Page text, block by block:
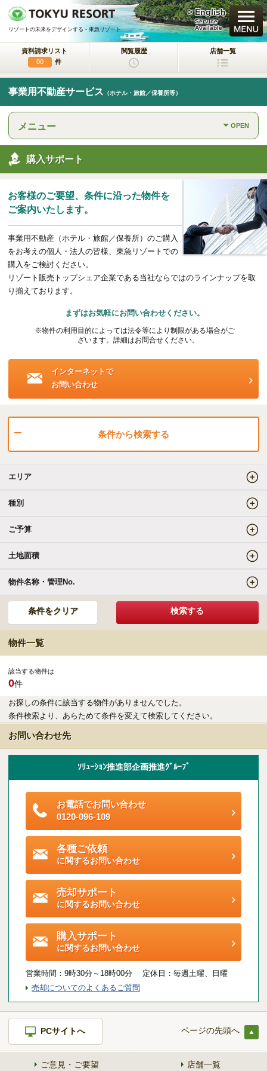
リゾートの未来をデザインする - 東急リゾート
> English
Service
Available
資料請求リスト
00
件
閲覧履歴 店舗一覧
事業用不動産サービス （ホテル・旅館／保養所等）
メニュー OPEN
購入サポート
お客様のご要望、条件に沿った物件を
ご案内いたします。
事業用不動産（ホテル・旅館／保養所）のご購入
をお考えの個人・法人の皆様、東急リゾートでの
購入をご検討ください。
リゾート販売トップシェア企業である当社ならではのラインナップを取
り揃えております。
まずはお気軽にお問い合わせください。
※物件の利用目的によっては法令等により制限がある場合がご
ざいます。詳細はお問合せください。
インターネットで
お問い合わせ
条件から検索する
エリア
種別
ご予算
土地面積
物件名称・管理No.
物件一覧
該当する物件は
0件
お探しの条件に該当する物件がありませんでした。
条件検索より、あらためて条件を変えて検索してください。
お問い合わせ先
ｿﾘｭｰｼｮﾝ推進部企画推進ｸﾞﾙｰﾌﾟ
お電話でお問い合わせ
0120-096-109
各種ご依頼
に関するお問い合わせ
売却サポート
に関するお問い合わせ
購入サポート
に関するお問い合わせ
営業時間： 9時30分～18時00分 定休日： 毎週土曜、日曜
売却についてのよくあるご質問
PCサイトへ ページの先頭へ
ご意見・ご要望 店舗一覧
買いたい
新規・新築マンション
中古物件
一戸建て/マンション/土地
東急ハーヴェストクラブ
会員制リゾートホテル
ホテルコンドミニアム
所有するリゾートから
事業用不動産サービス
（ホテル・旅館／保養所等）
海外事業（ハワイ）
海外事業（フィリピン）
査定をしてほしい
売却方法等について相談したい
仲介でのご売却とは
リゾートSTYLE
リゾートに関する様々なお役立ち情報をお届け
受託販売システム
新着物件お知らせメールに登録
ご契約後アンケートのご案内
各種特典制度のご案内